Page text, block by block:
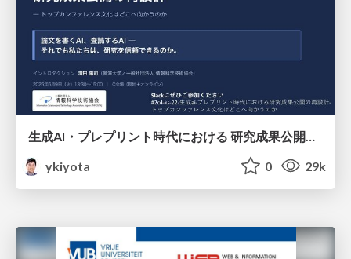
ykiyota
0 29k